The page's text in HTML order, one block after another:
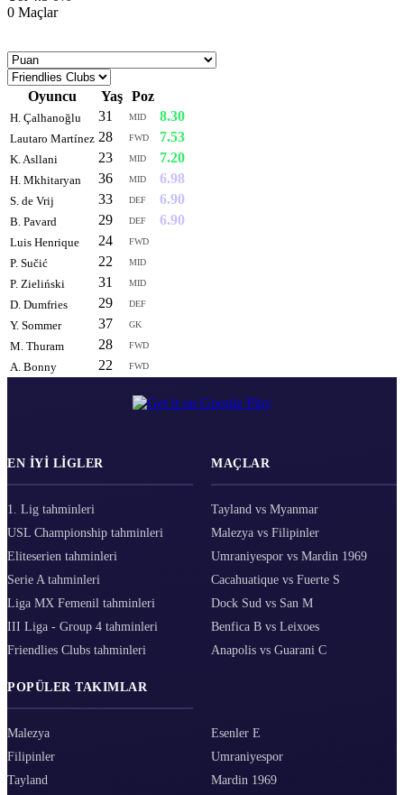
0 Maçlar
Oyuncu Yaş Poz
H. Çalhanoğlu 31 MID 8.30
Lautaro Martínez 28 FWD 7.53
K. Asllani 23 MID 7.20
H. Mkhitaryan 36 MID 6.98
S. de Vrij 33 DEF 6.90
B. Pavard 29 DEF 6.90
Luis Henrique 24 FWD
P. Sučić 22 MID
P. Zieliński 31 MID
D. Dumfries 29 DEF
Y. Sommer 37 GK
M. Thuram 28 FWD
A. Bonny 22 FWD
EN IYI LIGLER
1. Lig tahminleri
USL Championship tahminleri
Eliteserien tahminleri
Serie A tahminleri
Liga MX Femenil tahminleri
III Liga - Group 4 tahminleri
Friendlies Clubs tahminleri
MAÇLAR
Tayland vs Myanmar
Malezya vs Filipinler
Umraniyespor vs Mardin 1969
Cacahuatique vs Fuerte S
Dock Sud vs San M
Benfica B vs Leixoes
Anapolis vs Guarani C
POPÜLER TAKIMLAR
Malezya
Filipinler
Tayland
Esenler E
Umraniyespor
Mardin 1969